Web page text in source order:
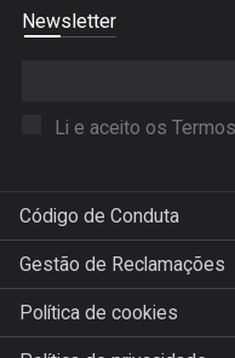
Newsletter
Li e aceito os
Código de Conduta
Gestão de Reclamações
Política de cookies